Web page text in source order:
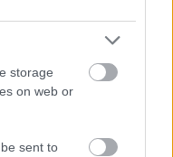
storage
on web or
sent to